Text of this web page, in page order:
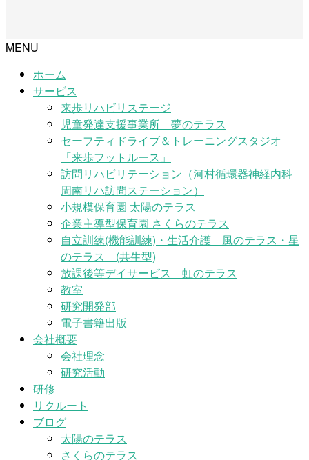
MENU
ホーム
サービス
来歩リハビリステージ
児童発達支援事業所 夢のテラス
セーフティドライブ＆トレーニングスタジオ
「来歩フットルース」
訪問リハビリテーション（河村循環器神経内科
周南リハ訪問ステーション）
小規模保育園 太陽のテラス
企業主導型保育園 さくらのテラス
自立訓練(機能訓練)・生活介護 風のテラス・星
のテラス (共生型)
放課後等デイサービス 虹のテラス
教室
研究開発部
電子書籍出版
会社概要
会社理念
研究活動
研修
リクルート
ブログ
太陽のテラス
さくらのテラス